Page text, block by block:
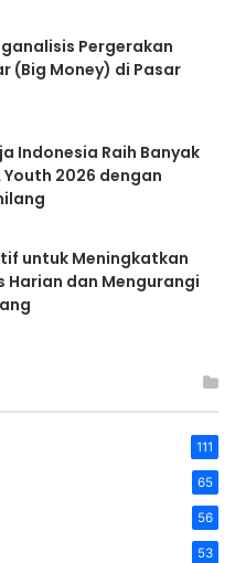
Pergerakan
(Big Money) di Pasar
Indonesia Raih Banyak
Youth 2026 dengan
untuk Meningkatkan
Harian dan Mengurangi
111
65
56
53